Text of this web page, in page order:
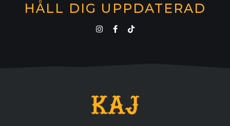
HÅLL DIG UPPDATERAD